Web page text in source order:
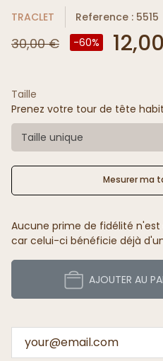
TRACLET Reference : 5515
30,00 € -60%
Taille
Prenez votre tour de tête
Taille unique
Mesurer ma
Aucune prime de fidélité
car celui-ci bénéficie déjà
AJOUTER AU